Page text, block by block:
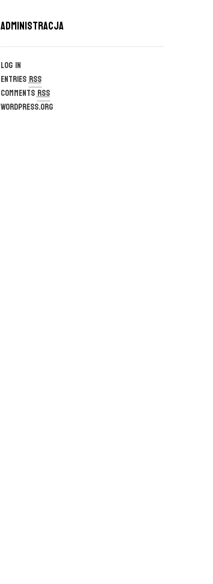
Administracja
Log in
EntriesRSS
CommentsRSS
WordPress.org